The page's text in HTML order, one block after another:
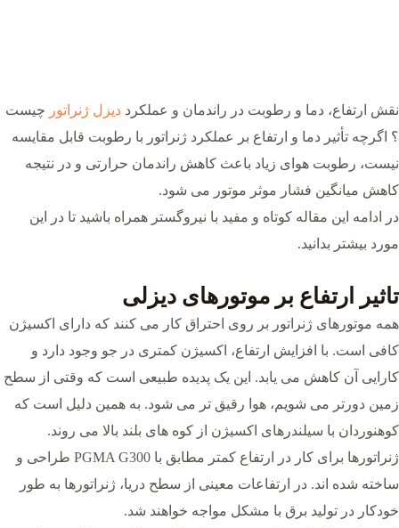
نقش ارتفاع، دما و رطوبت در راندمان و عملکرد دیزل ژنراتور چیست
؟ اگرچه تأثیر دما و ارتفاع بر عملکرد ژنراتور با رطوبت قابل مقایسه
نیست، رطوبت هوای زیاد باعث کاهش راندمان حرارتی و در نتیجه
کاهش میانگین فشار موثر موتور می شود.
در ادامه این مقاله کوتاه و مفید با نیروگستر همراه باشید تا در این
مورد بیشتر بدانید.
تاثیر ارتفاع بر موتورهای دیزلی
همه موتورهای ژنراتور بر روی احتراق کار می کنند که دارای اکسیژن
کافی است. با افزایش ارتفاع، اکسیژن کمتری در جو وجود دارد و
کارایی آن کاهش می یابد. این یک پدیده طبیعی است که وقتی از سطح
زمین دورتر می شویم، هوا رقیق تر می شود. به همین دلیل است که
کوهنوردان با سیلندرهای اکسیژن از کوه های بلند بالا می روند.
ژنراتورها برای کار در ارتفاع کمتر مطابق با PGMA G300 طراحی و
ساخته شده اند. در ارتفاعات معینی از سطح دریا، ژنراتورها به طور
خودکار در تولید برق با مشکل مواجه خواهند شد.